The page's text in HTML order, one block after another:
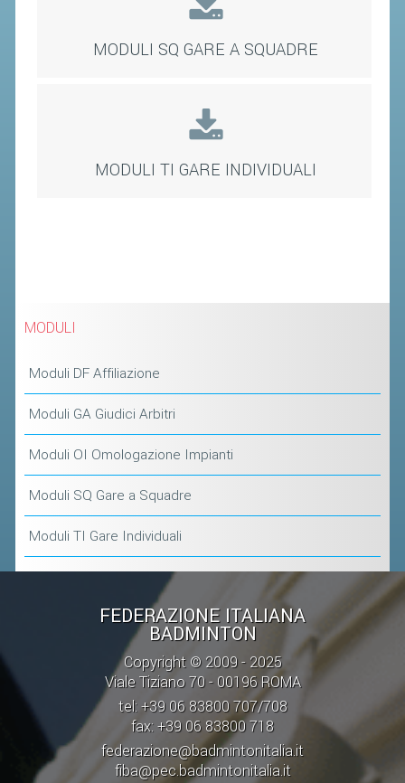
MODULI SQ GARE A SQUADRE
MODULI TI GARE INDIVIDUALI
MODULI
Moduli DF Affiliazione
Moduli GA Giudici Arbitri
Moduli OI Omologazione Impianti
Moduli SQ Gare a Squadre
Moduli TI Gare Individuali
FEDERAZIONE ITALIANA
BADMINTON
Copyright © 2009 - 2025
Viale Tiziano 70 - 00196 ROMA
tel: +39 06 83800 707/708
fax: +39 06 83800 718
federazione@badmintonitalia.it
fiba@pec.badmintonitalia.it
PROVVEDIMENTI
ORGANI DI GIUSTIZIA FEDERALE
CTF – PALABADMINTON
CENTRI TECNICI TERRITORIALI
TESSERAMENTO
AFFILIAZIONE E TESSERAMENTO
QUOTE E TASSE
CONVENZIONI
LINE
ASSICURAZIONE
MODULI
AFFILIARE UN ESD
GARE ED EVENTI
CALENDARIO
COMUNICATI